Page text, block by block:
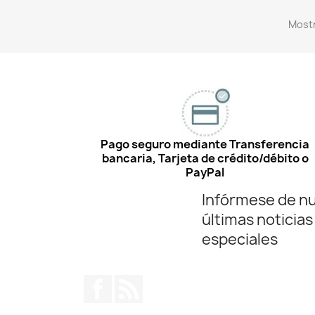
Pago seguro mediante Transferencia
bancaria, Tarjeta de crédito/débito o
PayPal
Infórmese de
últimas
especiales